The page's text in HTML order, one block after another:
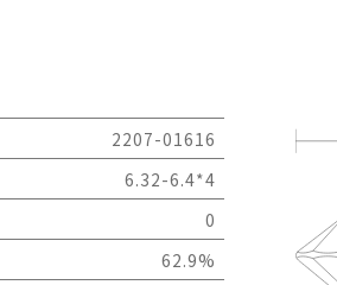
2207-01616
6.32-6.4*4
0
62.9%